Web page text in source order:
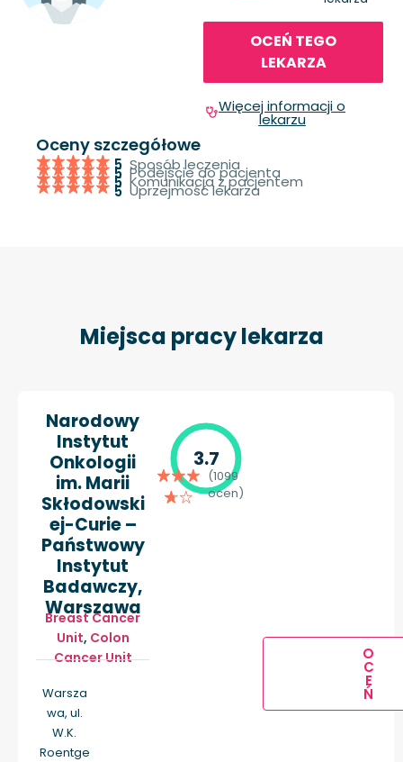
OCEŃ TEGO
LEKARZA
Więcej informacji o
lekarzu
Oceny szczegółowe
5 Sposób leczenia
5 Podejście do pacjenta
5 Komunikacja z pacjentem
5 Uprzejmość lekarza
Miejsca pracy lekarza
Narodowy
Instytut
Onkologii
im. Marii
Skłodowski
ej-Curie –
Państwowy
Instytut
Badawczy,
Warszawa
Breast Cancer
Unit, Colon
Cancer Unit
Warsza
wa, ul.
W.K.
Roentge
3.7
(1099
ocen)
O
C
E
Ń